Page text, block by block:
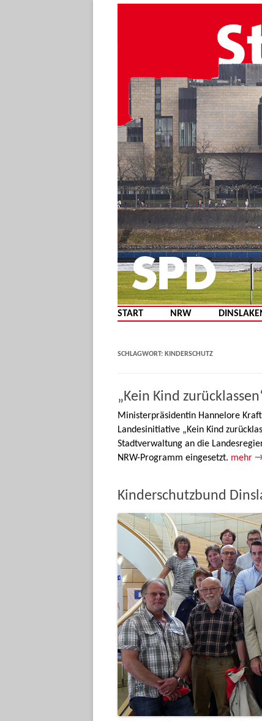
START NRW
SCHLAGWORT: KINDERSCHUTZ
„Kein Kind
Ministerpräsidentin Hannelore
Landesinitiative „Kein Kind
Stadtverwaltung an die
NRW-Programm eingesetzt. mehr
Kinderschutzbund